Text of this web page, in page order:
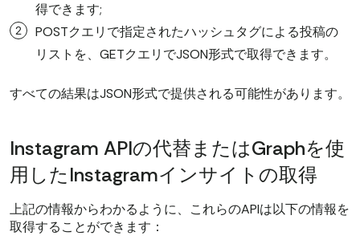
得できます;
POSTクエリで指定されたハッシュタグによる投稿の
リストを、GETクエリでJSON形式で取得できます。
すべての結果はJSON形式で提供される可能性があります。
Instagram APIの代替またはGraphを使
用したInstagramインサイトの取得
上記の情報からわかるように、これらのAPIは以下の情報を
取得することができます：